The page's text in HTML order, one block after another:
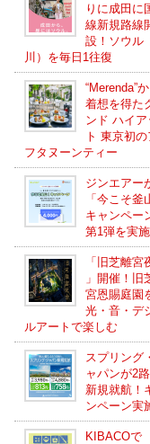
りに成田に
線新規路線
設！ソウル
川）を毎日1往復
“Merenda”
着想を得た
ンド ハイア
ト 東京初の
フタヌーンティー
ジンエアー
「今こそ釜
キャンペー
第1弾を実施
「旧芝離宮
」開催！旧
宮恩賜庭園
光・音・デ
ルアートで楽しむ
スプリング
ャパンが2
新規就航！
ンペーン実
KIBACOで